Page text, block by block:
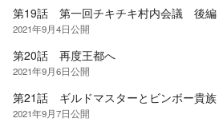
第19話 第一回チキチキ村内会議 後編
2021年9月4日公開
第20話 再度王都へ
2021年9月6日公開
第21話 ギルドマスターとビンボー貴族
2021年9月7日公開